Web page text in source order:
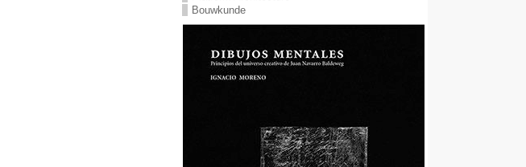
Bouwkunde